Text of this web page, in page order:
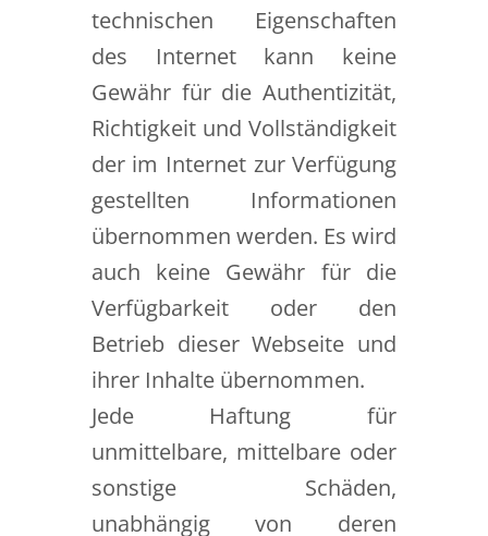
technischen Eigenschaften
des Internet kann keine
Gewähr für die Authentizität,
Richtigkeit und Vollständigkeit
der im Internet zur Verfügung
gestellten Informationen
übernommen werden. Es wird
auch keine Gewähr für die
Verfügbarkeit oder den
Betrieb dieser Webseite und
ihrer Inhalte übernommen.
Jede Haftung für
unmittelbare, mittelbare oder
sonstige Schäden,
unabhängig von deren